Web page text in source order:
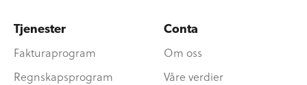
Tjenester
Fakturaprogram
Regnskapsprogram
Conta
Om oss
Våre verdier